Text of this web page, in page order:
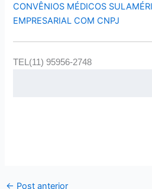
CONVÊNIOS MÉDICOS
EMPRESARIAL COM CNPJ
TEL(11) 95956-2748
← Post anterior